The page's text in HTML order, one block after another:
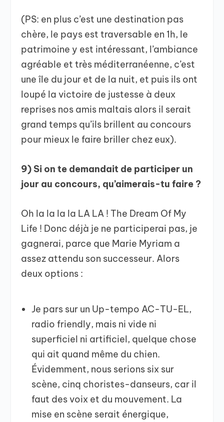
(PS: en plus c’est une destination pas
chère, le pays est traversable en 1h, le
patrimoine y est intéressant, l’ambiance
agréable et très méditerranéenne, c’est
une île du jour et de la nuit, et puis ils ont
loupé la victoire de justesse à deux
reprises nos amis maltais alors il serait
grand temps qu’ils brillent au concours
pour mieux le faire briller chez eux).
9) Si on te demandait de participer un
jour au concours, qu’aimerais-tu faire ?
Oh la la la la LA LA ! The Dream Of My
Life ! Donc déjà je ne participerai pas, je
gagnerai, parce que Marie Myriam a
assez attendu son successeur. Alors
deux options :
Je pars sur un Up-tempo AC-TU-EL,
radio friendly, mais ni vide ni
superficiel ni artificiel, quelque chose
qui ait quand même du chien.
Évidemment, nous serions six sur
scène, cinq choristes-danseurs, car il
faut des voix et du mouvement. La
mise en scène serait énergique,